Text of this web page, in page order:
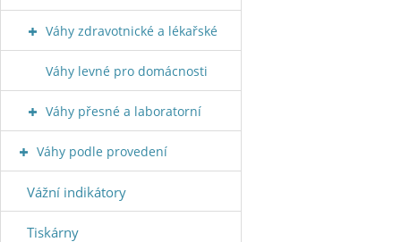
Váhy zdravotnické a lékařské
Váhy levné pro domácnosti
Váhy přesné a laboratorní
Váhy podle provedení
Vážní indikátory
Tiskárny